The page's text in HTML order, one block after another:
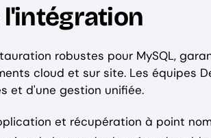
l'intégration
robustes pour MySQL,
cloud et sur site. Les équipes
et d'une gestion unifiée.
et récupération à point